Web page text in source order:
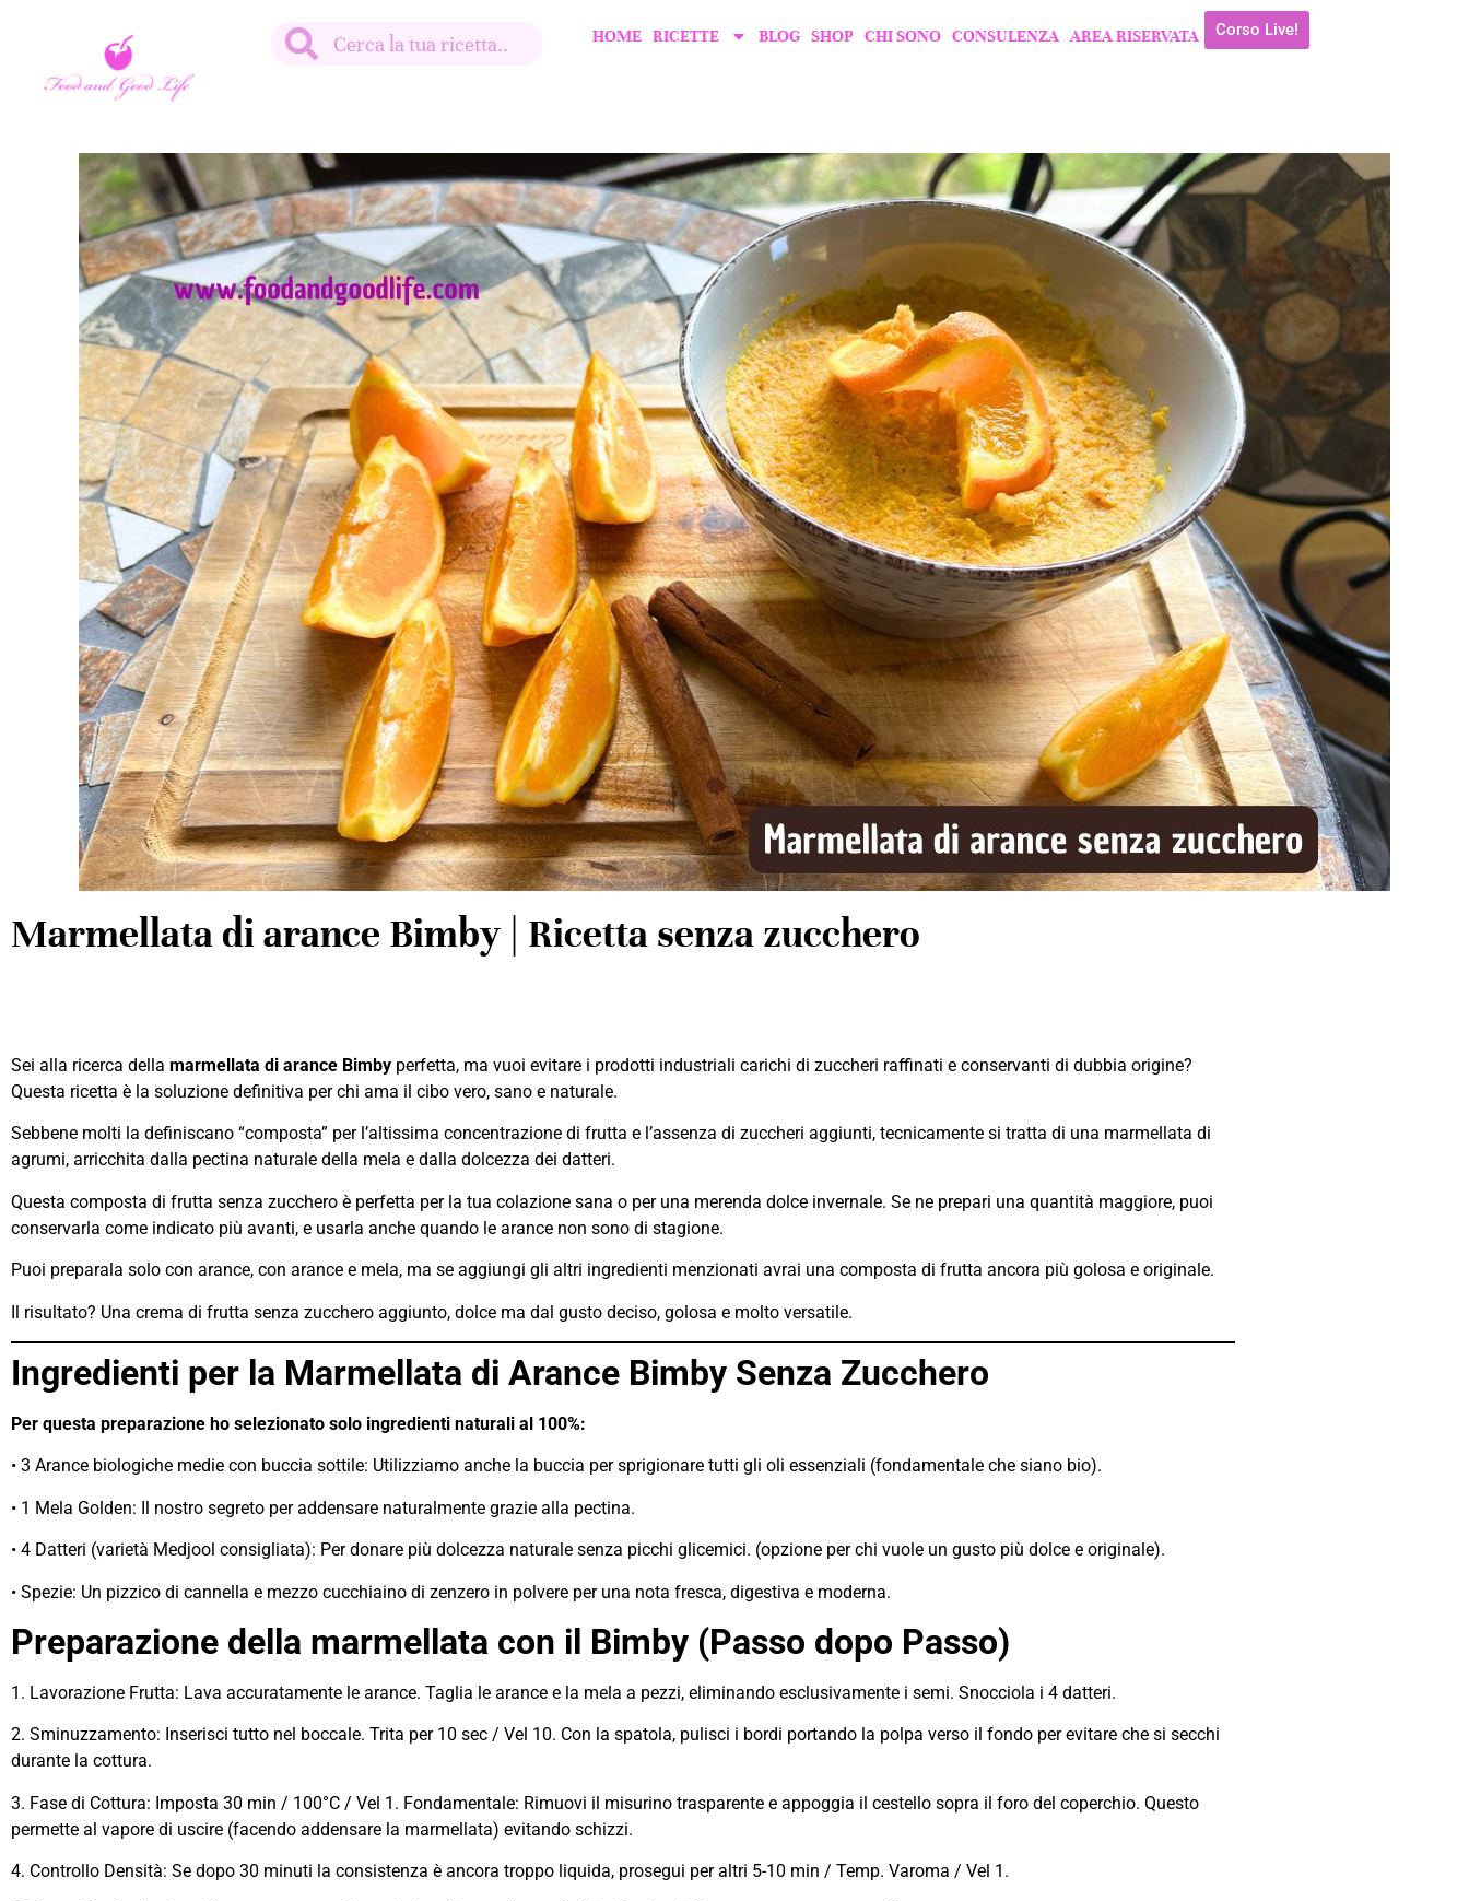
HOME RICETTE BLOG SHOP CHI SONO CONSULENZA AREA RISERVATA Corso Live!
Marmellata di arance Bimby | Ricetta senza zucchero
Sei alla ricerca della marmellata di arance Bimby perfetta, ma vuoi evitare i prodotti industriali carichi di zuccheri raffinati e conservanti di dubbia origine?
Questa ricetta è la soluzione definitiva per chi ama il cibo vero, sano e naturale.
Sebbene molti la definiscano “composta” per l’altissima concentrazione di frutta e l’assenza di zuccheri aggiunti, tecnicamente si tratta di una marmellata di
agrumi, arricchita dalla pectina naturale della mela e dalla dolcezza dei datteri.
Questa composta di frutta senza zucchero è perfetta per la tua colazione sana o per una merenda dolce invernale. Se ne prepari una quantità maggiore, puoi
conservarla come indicato più avanti, e usarla anche quando le arance non sono di stagione.
Puoi preparala solo con arance, con arance e mela, ma se aggiungi gli altri ingredienti menzionati avrai una composta di frutta ancora più golosa e originale.
Il risultato? Una crema di frutta senza zucchero aggiunto, dolce ma dal gusto deciso, golosa e molto versatile.
Ingredienti per la Marmellata di Arance Bimby Senza Zucchero
Per questa preparazione ho selezionato solo ingredienti naturali al 100%:
• 3 Arance biologiche medie con buccia sottile: Utilizziamo anche la buccia per sprigionare tutti gli oli essenziali (fondamentale che siano bio).
• 1 Mela Golden: Il nostro segreto per addensare naturalmente grazie alla pectina.
• 4 Datteri (varietà Medjool consigliata): Per donare più dolcezza naturale senza picchi glicemici. (opzione per chi vuole un gusto più dolce e originale).
• Spezie: Un pizzico di cannella e mezzo cucchiaino di zenzero in polvere per una nota fresca, digestiva e moderna.
Preparazione della marmellata con il Bimby (Passo dopo Passo)
1. Lavorazione Frutta: Lava accuratamente le arance. Taglia le arance e la mela a pezzi, eliminando esclusivamente i semi. Snocciola i 4 datteri.
2. Sminuzzamento: Inserisci tutto nel boccale. Trita per 10 sec / Vel 10. Con la spatola, pulisci i bordi portando la polpa verso il fondo per evitare che si secchi
durante la cottura.
3. Fase di Cottura: Imposta 30 min / 100°C / Vel 1. Fondamentale: Rimuovi il misurino trasparente e appoggia il cestello sopra il foro del coperchio. Questo
permette al vapore di uscire (facendo addensare la marmellata) evitando schizzi.
4. Controllo Densità: Se dopo 30 minuti la consistenza è ancora troppo liquida, prosegui per altri 5-10 min / Temp. Varoma / Vel 1.